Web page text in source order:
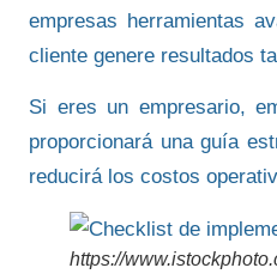
empresas herramientas
cliente genere resultados
Si eres un empresario,
proporcionará una guía
reducirá los costos
https://